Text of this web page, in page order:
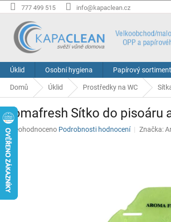
Přejít
na
777 499 515 info@kapaclean.cz
Úklid Osobní hygiena Papírový sortiment
Domů Úklid Prostředky na WC
Aromafresh Sítko do pisoáru
Průměrné
hodnocení
produktu
je
0,0
z
5
hvězdiček.
Neohodnoceno Podrobnosti hodnocení Značka: